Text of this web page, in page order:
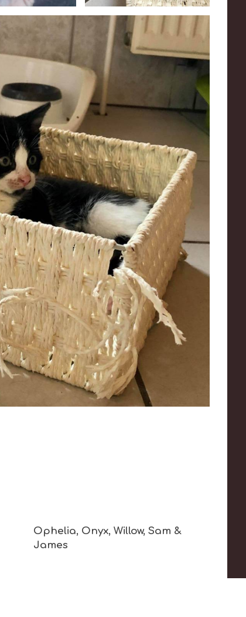
Ophelia, Onyx, Willow, Sam &
James